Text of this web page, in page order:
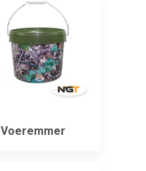
Voeremmer